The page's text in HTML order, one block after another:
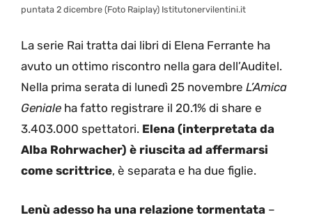
puntata 2 dicembre (Foto Raiplay) Istitutonervilentini.it
La serie Rai tratta dai libri di Elena Ferrante ha
avuto un ottimo riscontro nella gara dell’Auditel.
Nella prima serata di lunedì 25 novembre L’Amica
Geniale ha fatto registrare il 20.1% di share e
3.403.000 spettatori. Elena (interpretata da
Alba Rohrwacher) è riuscita ad affermarsi
come scrittrice, è separata e ha due figlie.
Lenù adesso ha una relazione tormentata –